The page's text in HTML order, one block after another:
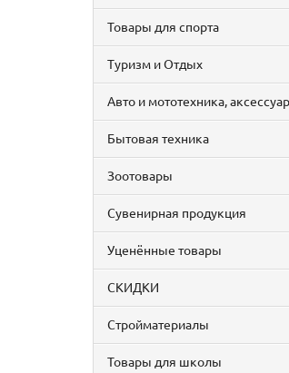
Товары для спорта
Туризм и Отдых
Авто и мототехника,
Бытовая техника
Зоотовары
Сувенирная продукция
Уценённые товары
СКИДКИ
Стройматериалы
Товары для школы